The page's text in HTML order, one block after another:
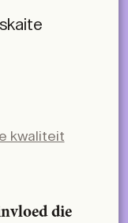
kwaliteit
die